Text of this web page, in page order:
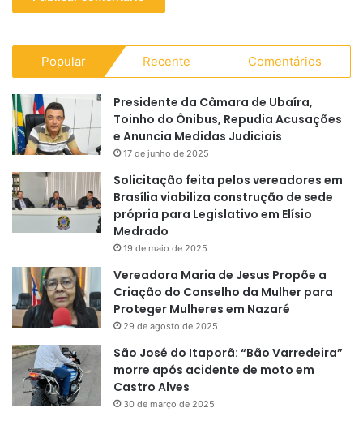
Popular Recente Comentários
Presidente da Câmara de Ubaíra,
Toinho do Ônibus, Repudia Acusações
e Anuncia Medidas Judiciais
17 de junho de 2025
Solicitação feita pelos vereadores em
Brasília viabiliza construção de sede
própria para Legislativo em Elísio
Medrado
19 de maio de 2025
Vereadora Maria de Jesus Propõe a
Criação do Conselho da Mulher para
Proteger Mulheres em Nazaré
29 de agosto de 2025
São José do Itaporã: “Bão Varredeira”
morre após acidente de moto em
Castro Alves
30 de março de 2025